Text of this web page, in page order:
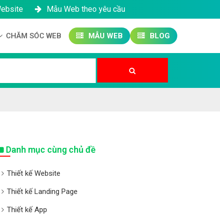
Mẫu Web theo yêu cầu
CHĂM SÓC WEB MẪU WEB BLOG
Danh mục cùng chủ đề
Thiết kế Website
Thiết kế Landing Page
Thiết kế App